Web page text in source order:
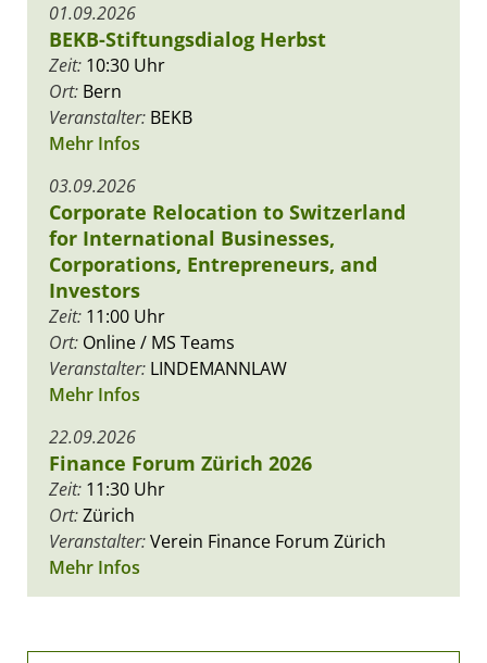
01.09.2026
BEKB-Stiftungsdialog Herbst
Zeit: 10:30 Uhr
Ort: Bern
Veranstalter: BEKB
Mehr Infos
03.09.2026
Corporate Relocation to Switzerland
for International Businesses,
Corporations, Entrepreneurs, and
Investors
Zeit: 11:00 Uhr
Ort: Online / MS Teams
Veranstalter: LINDEMANNLAW
Mehr Infos
22.09.2026
Finance Forum Zürich 2026
Zeit: 11:30 Uhr
Ort:Zürich
Veranstalter:Verein Finance Forum Zürich
Mehr Infos